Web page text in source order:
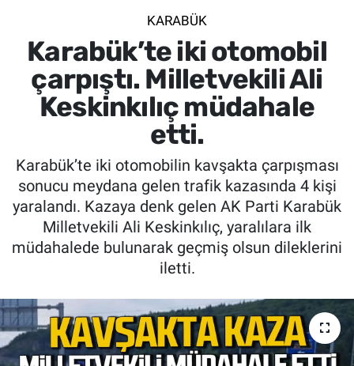
KARABÜK
Karabük’te iki otomobil
çarpıştı. Milletvekili Ali
Keskinkılıç müdahale
etti.
Karabük’te iki otomobilin kavşakta çarpışması
sonucu meydana gelen trafik kazasında 4 kişi
yaralandı. Kazaya denk gelen AK Parti Karabük
Milletvekili Ali Keskinkılıç, yaralılara ilk
müdahalede bulunarak geçmiş olsun dileklerini
iletti.
SAĞLIK